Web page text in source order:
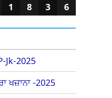
1 8 3 6
Jk-2025
ਖਜ਼ਾਨਾ -2025